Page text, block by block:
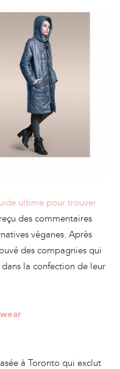
ultime pour trouver
des commentaires
véganes. Après
des compagnies qui
la confection de leur
à Toronto qui exclut